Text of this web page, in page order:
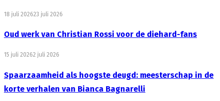
18 juli 202623 juli 2026
Oud werk van Christian Rossi voor de diehard-fans
15 juli 20262 juli 2026
Spaarzaamheid als hoogste deugd: meesterschap in de
korte verhalen van Bianca Bagnarelli